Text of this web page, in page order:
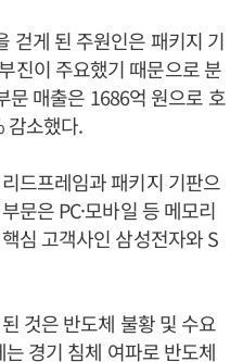
걷게 된 주원인은 패키지 기
진이 주요했기 때문으로 분
문 매출은 1686억 원으로 호
감소했다.
드프레임과 패키지 기판으
문은 PC·모바일 등 메모리
심 고객사인 삼성전자와 S
것은 반도체 불황 및 수요
경기 침체 여파로 반도체